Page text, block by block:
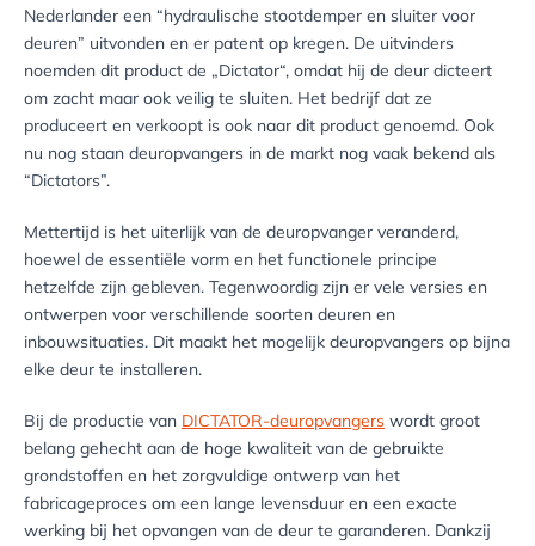
Nederlander een “hydraulische stootdemper en sluiter voor
deuren” uitvonden en er patent op kregen. De uitvinders
noemden dit product de „Dictator“, omdat hij de deur dicteert
om zacht maar ook veilig te sluiten. Het bedrijf dat ze
produceert en verkoopt is ook naar dit product genoemd. Ook
nu nog staan deuropvangers in de markt nog vaak bekend als
“Dictators”.
Mettertijd is het uiterlijk van de deuropvanger veranderd,
hoewel de essentiële vorm en het functionele principe
hetzelfde zijn gebleven. Tegenwoordig zijn er vele versies en
ontwerpen voor verschillende soorten deuren en
inbouwsituaties. Dit maakt het mogelijk deuropvangers op bijna
elke deur te installeren.
Bij de productie van DICTATOR-deuropvangers wordt groot
belang gehecht aan de hoge kwaliteit van de gebruikte
grondstoffen en het zorgvuldige ontwerp van het
fabricageproces om een lange levensduur en een exacte
werking bij het opvangen van de deur te garanderen. Dankzij